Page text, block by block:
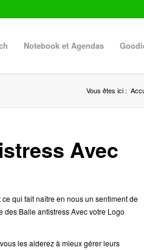
Notebook et Agendas
Vous êtes ici :
Avec
qui fait naître en nous un sentiment de
des Balle antistress Avec votre Logo
les aiderez à mieux gérer leurs